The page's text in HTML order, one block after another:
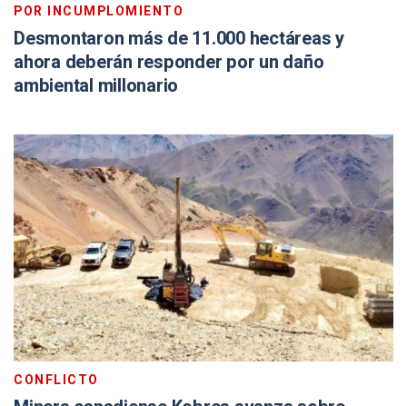
POR INCUMPLOMIENTO
Desmontaron más de 11.000 hectáreas y
ahora deberán responder por un daño
ambiental millonario
CONFLICTO